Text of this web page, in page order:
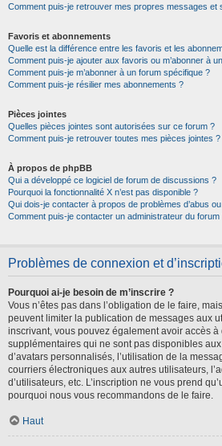
Comment puis-je retrouver mes propres messages et
Favoris et abonnements
Quelle est la différence entre les favoris et les
Comment puis-je ajouter aux favoris ou m’abonner à
Comment puis-je m’abonner à un forum spécifique ?
Comment puis-je résilier mes abonnements ?
Pièces jointes
Quelles pièces jointes sont autorisées sur ce forum ?
Comment puis-je retrouver toutes mes pièces jointes ?
À propos de phpBB
Qui a développé ce logiciel de forum de discussions ?
Pourquoi la fonctionnalité X n’est pas disponible ?
Qui dois-je contacter à propos de problèmes d’abus
Comment puis-je contacter un administrateur du forum
Problèmes de connexion et
Pourquoi ai-je besoin de m’inscrire ?
Vous n’êtes pas dans l’obligation de le faire,
peuvent limiter la publication de messages aux
inscrivant, vous pouvez également avoir accès
supplémentaires qui ne sont pas disponibles
d’avatars personnalisés, l’utilisation de la
courriers électroniques aux autres utilisateurs,
d’utilisateurs, etc. L’inscription ne vous prend
pourquoi nous vous recommandons de le faire.
Haut